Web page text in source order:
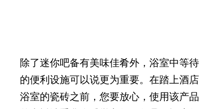
除了迷你吧备有美味佳肴外，浴室中等待
的便利设施可以说更为重要。在踏上酒店
浴室的瓷砖之前，您要放心，使用该产品